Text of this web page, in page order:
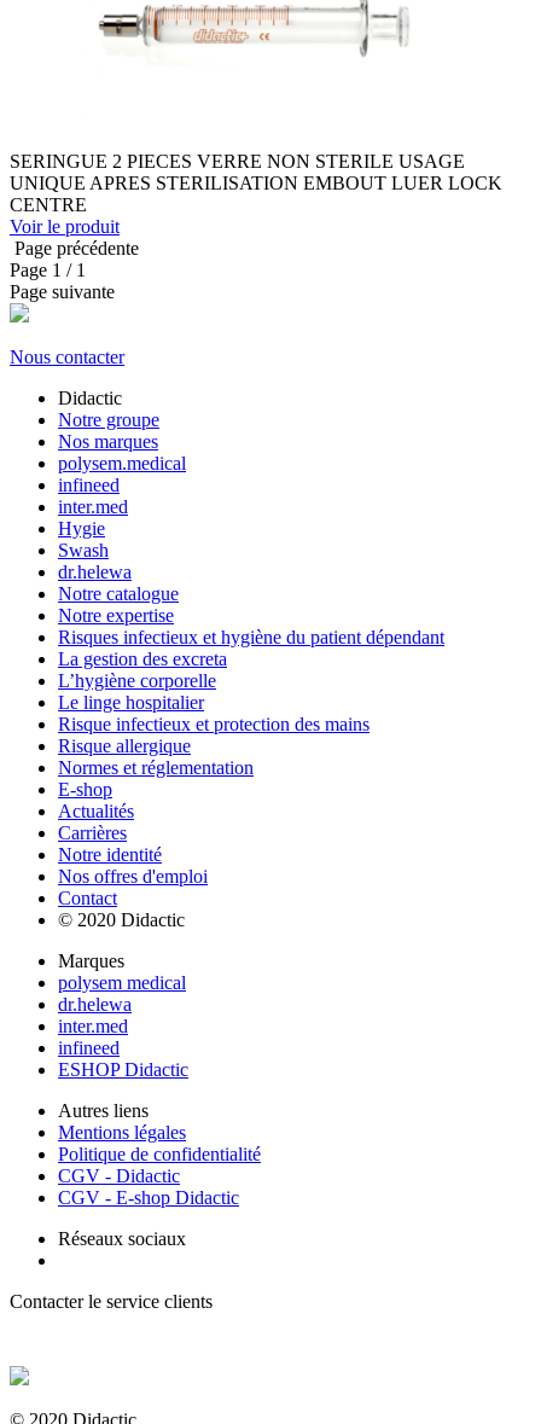
SERINGUE 2 PIECES VERRE NON STERILE USAGE
UNIQUE APRES STERILISATION EMBOUT LUER LOCK
CENTRE
Voir le produit
Page précédente
Page 1 / 1
Page suivante
Nous contacter
Didactic
Notre groupe
Nos marques
polysem.medical
infineed
inter.med
Hygie
Swash
dr.helewa
Notre catalogue
Notre expertise
Risques infectieux et hygiène du patient dépendant
La gestion des excreta
L’hygiène corporelle
Le linge hospitalier
Risque infectieux et protection des mains
Risque allergique
Normes et réglementation
E-shop
Actualités
Carrières
Notre identité
Nos offres d'emploi
Contact
© 2020 Didactic
Marques
polysem medical
dr.helewa
inter.med
infineed
ESHOP Didactic
Autres liens
Mentions légales
Politique de confidentialité
CGV - Didactic
CGV - E-shop Didactic
Réseaux sociaux
Contacter le service clients
© 2020 Didactic